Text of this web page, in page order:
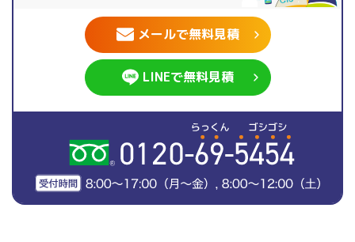
メールで無料見積
LINEで無料見積